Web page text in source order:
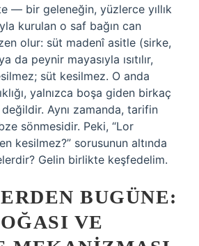
— bir geleneğin, yüzlerce yıllık
kurulan o saf bağın can
olur: süt madenî asitle (sirke,
da peynir mayasıyla ısıtılır,
süt kesilmez. O anda
yalnızca boşa giden birkaç
Aynı zamanda, tarifin
sönmesidir. Peki, “Lor
kesilmez?” sorusunun altında
Gelin birlikte keşfedelim.
BUGÜNE:
VE